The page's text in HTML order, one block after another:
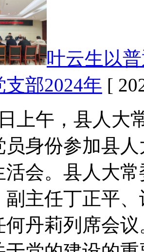
叶云生以
部2024年 [
上午，县人大
员身份参加县
活会。县人大
副主任丁正平
何丹莉列席会